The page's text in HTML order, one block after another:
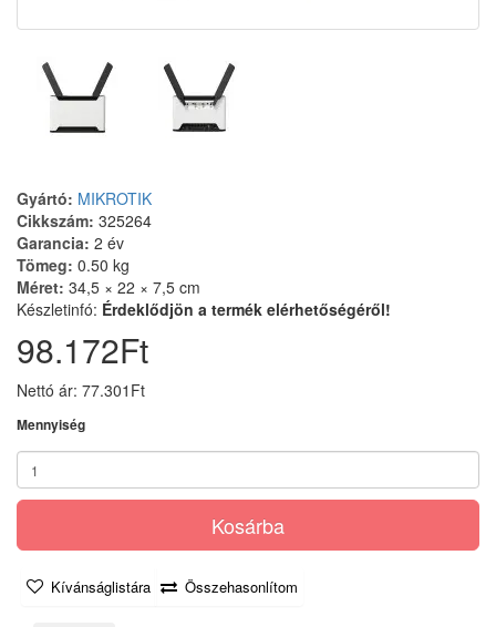
Gyártó: MIKROTIK
Cikkszám: 325264
Garancia: 2 év
Tömeg: 0.50 kg
Méret: 34,5 × 22 × 7,5 cm
Készletinfó: Érdeklődjön a termék elérhetőségéről!
98.172Ft
Nettó ár: 77.301Ft
Mennyiség
Kosárba
Kívánságlistára Összehasonlítom